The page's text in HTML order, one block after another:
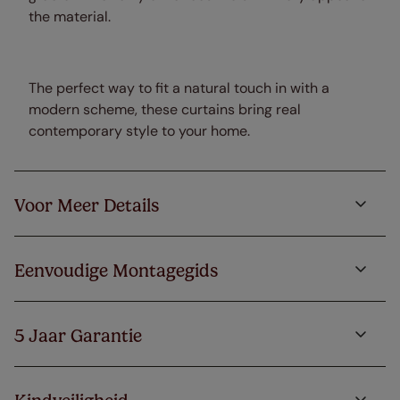
the material.
The perfect way to fit a natural touch in with a
modern scheme, these curtains bring real
contemporary style to your home.
Voor Meer Details
Eenvoudige Montagegids
5 Jaar Garantie